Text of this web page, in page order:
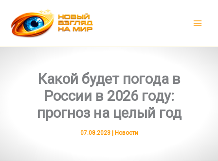
содержимому
Какой будет погода в
России в 2026 году:
прогноз на целый год
07.08.2023 | Новости